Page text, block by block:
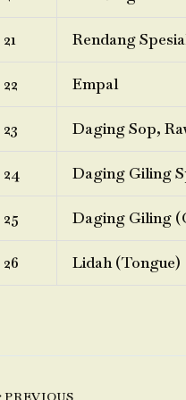
21 Rendang
22 Empal
23 Daging Sop,
24 Daging Giling
25 Daging Giling
26 Lidah (Tongue)
PREVIOUS